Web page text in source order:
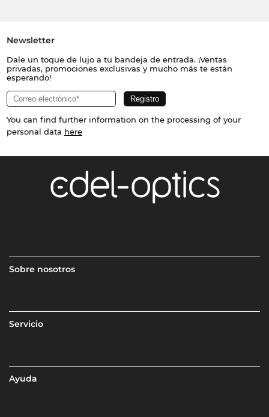
Newsletter
Dale un toque de lujo a tu bandeja de entrada. ¡Ventas
privadas, promociones exclusivas y mucho más te están
esperando!
You can find further information on the processing of your
personal data here
Sobre nosotros
Servicio
Ayuda